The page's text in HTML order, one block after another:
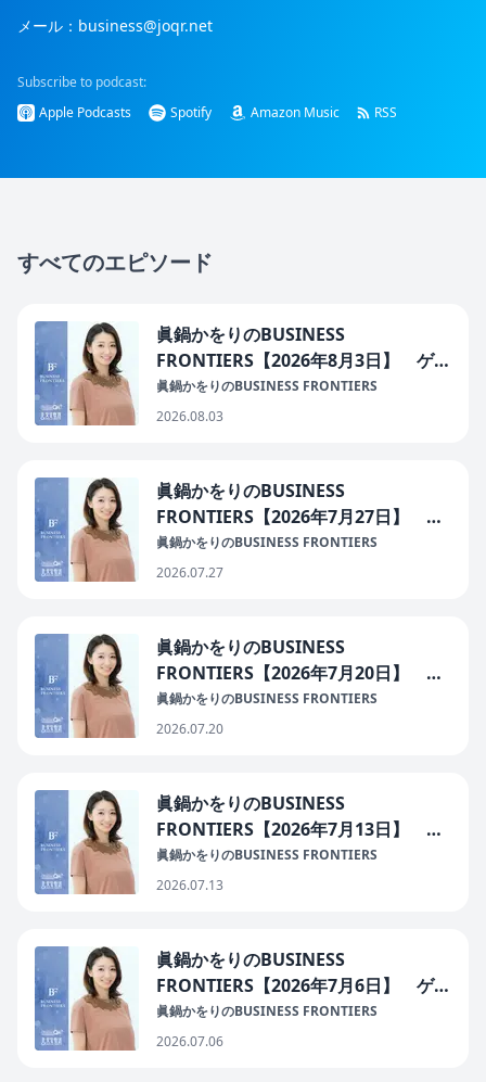
メール：business@joqr.net
Subscribe to podcast:
Apple Podcasts
Spotify Amazon Music RSS
すべてのエピソード
眞鍋かをりのBUSINESS
FRONTIERS【2026年8月3日】 ゲス
ト：東京エグゼクティブ・サーチ株式
会社 代表取締役CEO 福留拓人さん
眞鍋かをりのBUSINESS FRONTIERS
2026.08.03
眞鍋かをりのBUSINESS
FRONTIERS【2026年7月27日】 ゲ
スト：栗原眼科病院 院長 栗原秀行
さん
眞鍋かをりのBUSINESS FRONTIERS
2026.07.27
眞鍋かをりのBUSINESS
FRONTIERS【2026年7月20日】 ゲ
スト：東京歯周病吉田歯科クリニック
院長 吉田守男さん
眞鍋かをりのBUSINESS FRONTIERS
2026.07.20
眞鍋かをりのBUSINESS
FRONTIERS【2026年7月13日】 ゲ
スト：レアリゼ銀座クリニック 院
長 磯野智崇さん
眞鍋かをりのBUSINESS FRONTIERS
2026.07.13
眞鍋かをりのBUSINESS
FRONTIERS【2026年7月6日】 ゲス
ト：マルコンサルティング株式会社
代表取締役 山口敦子さん
眞鍋かをりのBUSINESS FRONTIERS
2026.07.06